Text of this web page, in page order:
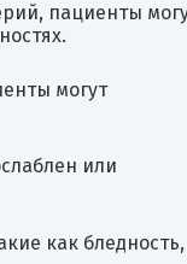
пациенты
могут
или
как бледность,